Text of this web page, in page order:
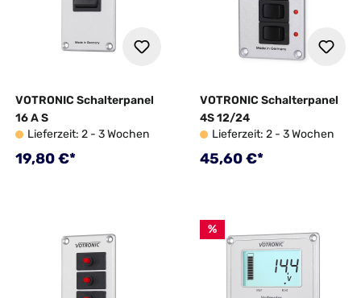
VOTRONIC Schalterpanel
16 A S
Lieferzeit: 2 - 3 Wochen
Regulärer Preis:
19,80 €*
VOTRONIC Schalterpanel
4S 12/24
Lieferzeit: 2 - 3 Wochen
Regulärer Preis:
45,60 €*
%